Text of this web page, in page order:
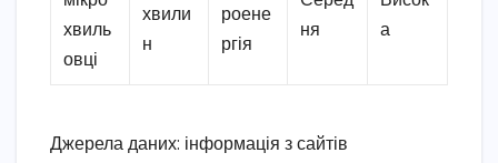
хвиль
овці
хвили
н
роене
ргія
ня
а
Джерела даних: інформація з сайтів